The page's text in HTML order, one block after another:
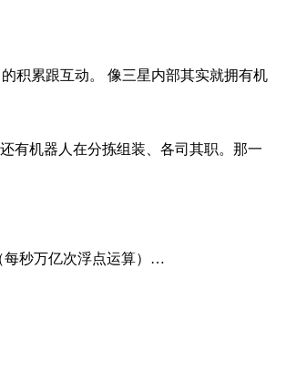
积累跟互动。 像三星内部其实就拥有机
有机器人在分拣组装、各司其职。那一
每秒万亿次浮点运算）…